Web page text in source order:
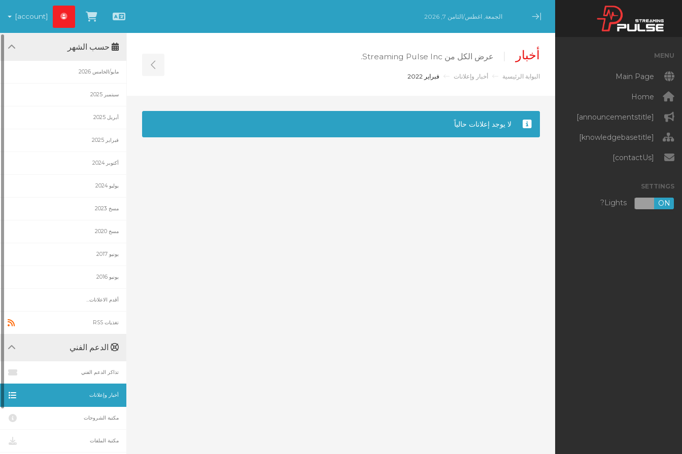
Minimize Menu
الجمعة, اغطس/الثامن 7, 2026
العربيةشاهد العربة
[account]
MENU
Main Page
Home
[announcementstitle]
[knowledgebasetitle]
[contactUs]
SETTINGS
OFF ON
أخبار عرض الكل من Streaming Pulse Inc.
البوابة الرئيسية أخبار وإعلانات فبراير 2022 Toggle Sidebar
لا يوجد إعلانات حالياً
حسب الشهر
مايو/الخامس 2026
سبتمبر 2025
أبريل 2025
فبراير 2025
أكتوبر 2024
يوليو 2024
مسخ 2023
مسخ 2020
يونيو 2017
يونيو 2016
أقدم الاعلانات...
تغذيات RSS
الدعم الفني
تذاكر الدعم الفني
أخبار وإعلانات
مكتبة الشروحات
مكتبة الملفات